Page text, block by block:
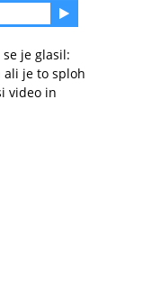
je glasil:
ali je to sploh
video in